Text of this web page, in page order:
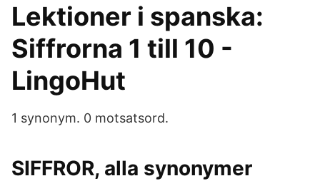
Lektioner i spanska:
Siffrorna 1 till 10 -
LingoHut
1 synonym. 0 motsatsord.
SIFFROR, alla synonymer